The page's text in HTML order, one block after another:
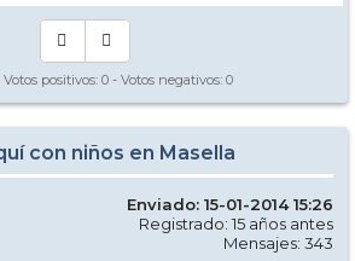
Votos positivos: 0 - Votos negativos: 0
con niños en Masella
Enviado: 15-01-2014 15:26
Registrado: 15 años antes
Mensajes: 343